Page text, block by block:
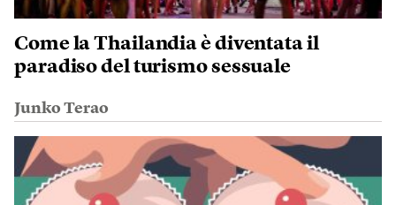
Come la Thailandia è diventata il
paradiso del turismo sessuale
Junko Terao